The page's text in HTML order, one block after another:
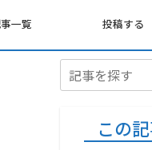
一覧 投稿する
この